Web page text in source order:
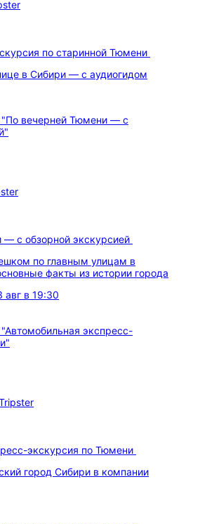
по старинной Тюмени
в Сибири — с аудиогидом
с обзорной экскурсией
по главным улицам в
факты из истории города
авг в 19:30
экскурсия по Тюмени
город Сибири в компании